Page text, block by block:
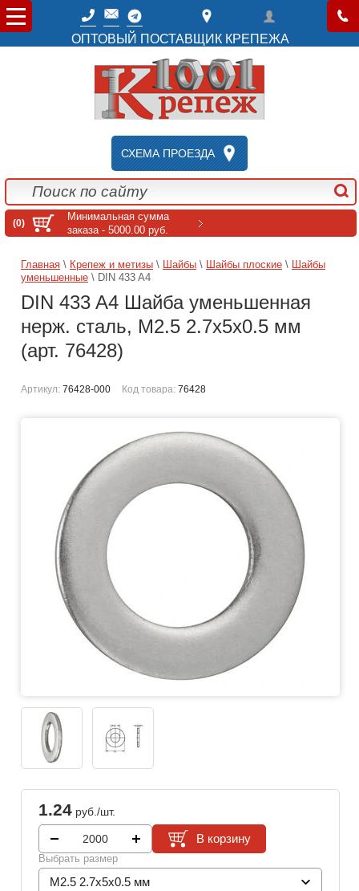
ОПТОВЫЙ ПОСТАВЩИК КРЕПЕЖА
СХЕМА ПРОЕЗДА
(0)
Минимальная сумма
заказа - 5000.00 руб.
Главная \ Крепеж и метизы \ Шайбы \ Шайбы плоские \ Шайбы
уменьшенные \ DIN 433 A4
DIN 433 A4 Шайба уменьшенная
нерж. сталь, M2.5 2.7x5x0.5 мм
(арт. 76428)
Артикул: 76428-000 Код товара: 76428
1.24 руб./шт.
Выбрать размер
M2.5 2.7x5x0.5 мм
В корзину